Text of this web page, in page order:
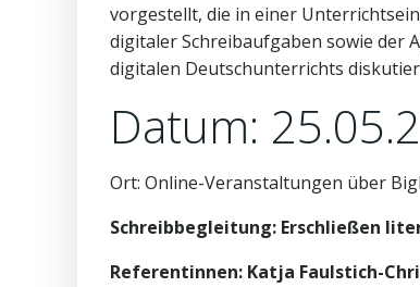
vorgestellt, die in einer
digitaler Schreibaufgaben sowie der
digitalen Deutschunterrichts
Datum:
Ort: Online-Veranstaltungen über
Schreibbegleitung: Erschließen
Referentinnen: Katja Faulstich-